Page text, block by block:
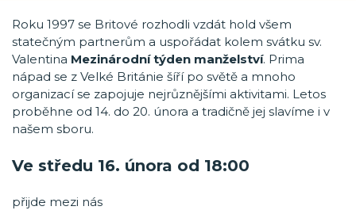
Roku 1997 se Britové rozhodli vzdát hold všem
statečným partnerům a uspořádat kolem svátku sv.
Valentina Mezinárodní týden manželství. Prima
nápad se z Velké Británie šíří po světě a mnoho
organizací se zapojuje nejrůznějšími aktivitami. Letos
proběhne od 14. do 20. února a tradičně jej slavíme i v
našem sboru.
Ve středu 16. února od 18:00
přijde mezi nás